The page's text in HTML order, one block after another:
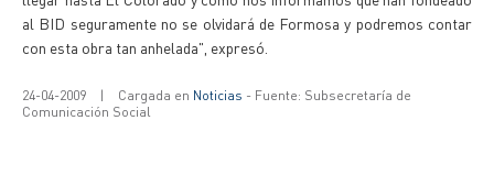
al BID seguramente no se olvidará de Formosa y podremos contar
con esta obra tan anhelada", expresó.
24-04-2009 | Cargada en Noticias - Fuente: Subsecretaría de
Comunicación Social